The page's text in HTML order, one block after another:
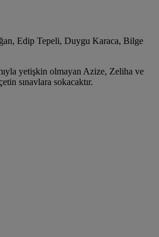
Edip Tepeli, Duygu Karaca, Bilge
yetişkin olmayan Azize, Zeliha ve
sınavlara sokacaktır.